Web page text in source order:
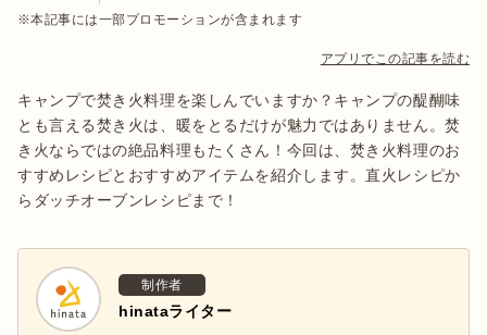
※本記事には一部プロモーションが含まれます
アプリでこの記事を読む
キャンプで焚き火料理を楽しんでいますか？キャンプの醍醐味
とも言える焚き火は、暖をとるだけが魅力ではありません。焚
き火ならではの絶品料理もたくさん！今回は、焚き火料理のお
すすめレシピとおすすめアイテムを紹介します。直火レシピか
らダッチオーブンレシピまで！
制作者
hinataライター